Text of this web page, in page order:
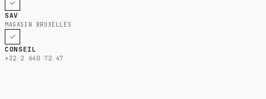
SAV
MAGASIN BRUXELLES
CONSEIL
+32 2 640 72 47